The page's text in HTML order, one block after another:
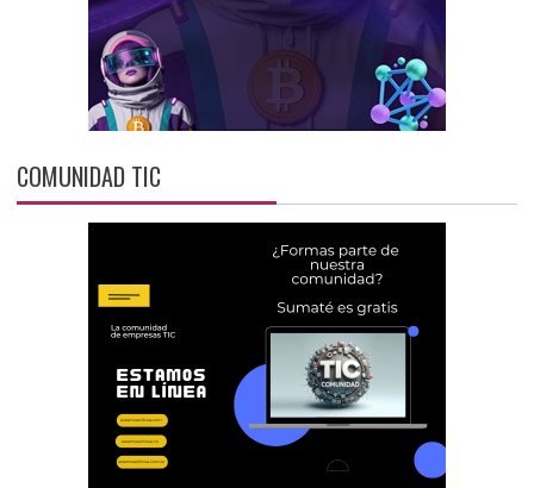
COMUNIDAD TIC